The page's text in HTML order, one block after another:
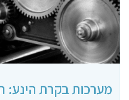
מערכות בקרת הינע: